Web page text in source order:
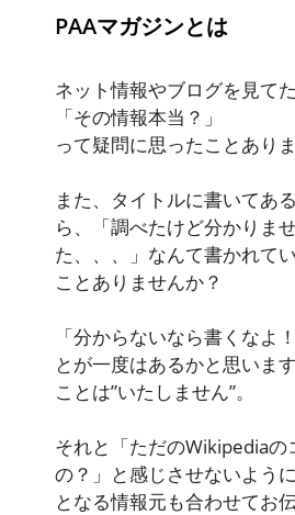
PAAマガジンとは
ネット情報やブログを見てた
「その情報本当？」
って疑問に思ったことあり
また、タイトルに書いてあ
ら、「調べたけど分かりま
た、、、」なんて書かれて
ことありませんか？
「分からないなら書くなよ
とが一度はあるかと思いま
ことは”いたしません”。
それと「ただのWikipediaの
の？」と感じさせないよう
となる情報元も合わせてお